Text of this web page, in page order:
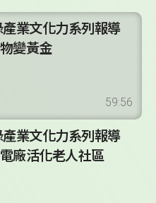
業文化力系列報導
變黃金
59:56
業文化力系列報導
廠活化老人社區